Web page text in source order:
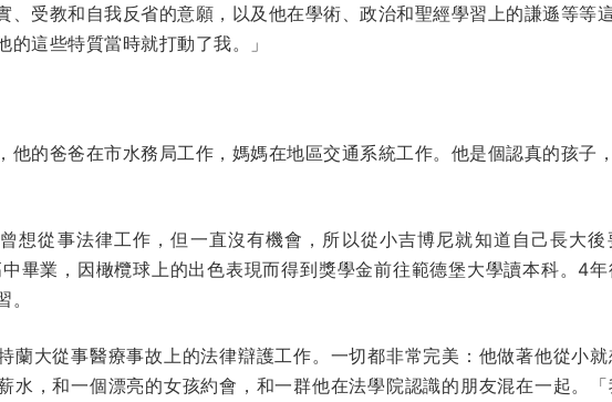
、受教和自我反省的意願，以及他在學術、政治和聖經學習上的謙遜等等
的這些特質當時就打動了我。」
他的爸爸在市水務局工作，媽媽在地區交通系統工作。他是個認真的孩子
想從事法律工作，但一直沒有機會，所以從小吉博尼就知道自己長大後
畢業，因橄欖球上的出色表現而得到獎學金前往範德堡大學讀本科。4年
蘭大從事醫療事故上的法律辯護工作。一切都非常完美：他做著他從小就
水，和一個漂亮的女孩約會，和一群他在法學院認識的朋友混在一起。「